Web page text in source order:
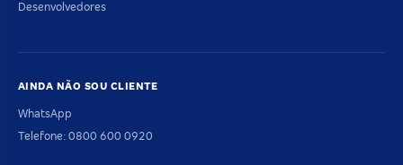
Desenvolvedores
AINDA NÃO SOU CLIENTE
WhatsApp
Telefone: 0800 600 0920